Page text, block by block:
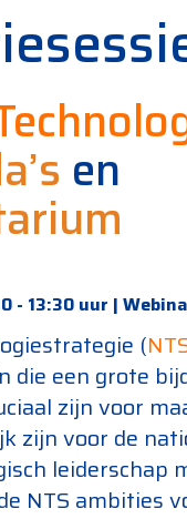
en
- 13:30 uur |
(
die een grote
zijn voor
zijn voor de
leiderschap
NTS ambities